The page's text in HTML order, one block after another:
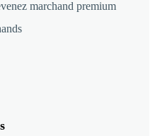
marchand premium